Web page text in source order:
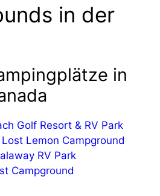
in der
in
Golf Resort & RV Park
Lemon Campground
RV Park
Campground